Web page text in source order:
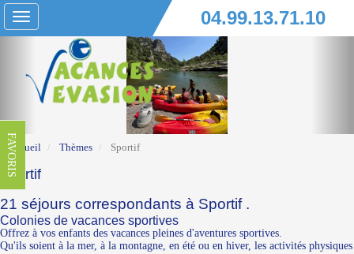
Toggle
navigation
04.99.13.71.10
FAVORIS
Accueil Thèmes Sportif
Sportif
21 séjours correspondants à Sportif .
Colonies de vacances sportives
Offrez à vos enfants des vacances pleines d'aventures sportives.
Qu'ils soient à la mer, à la montagne, en été ou en hiver, les activités physiques